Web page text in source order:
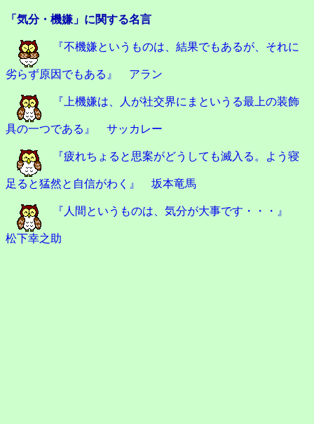
「気分・機嫌」に関する名言
『不機嫌というものは、結果でもあるが、それに
劣らず原因でもある』 アラン
『上機嫌は、人が社交界にまというる最上の装飾
具の一つである』 サッカレー
『疲れちょると思案がどうしても滅入る。よう寝
足ると猛然と自信がわく』 坂本竜馬
『人間というものは、気分が大事です・・・』
松下幸之助